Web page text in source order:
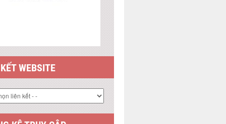
WEBSITE